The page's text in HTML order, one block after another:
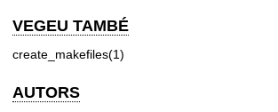
VEGEU TAMBÉ
create_makefiles(1)
AUTORS